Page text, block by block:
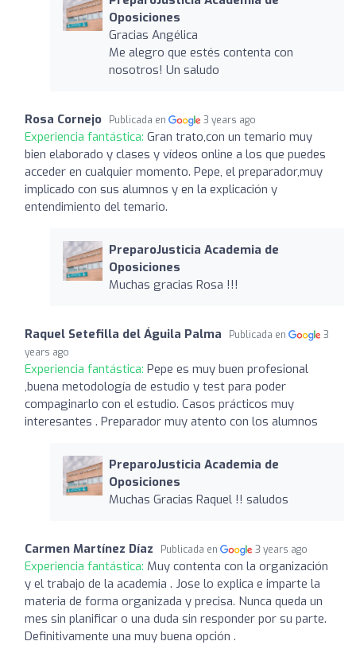
Oposiciones
Gracias Angélica
Me alegro que estés contenta con
nosotros! Un saludo
Rosa Cornejo Publicada en 3 years ago
Experiencia fantástica: Gran trato,con un temario muy
bien elaborado y clases y vídeos online a los que puedes
acceder en cualquier momento. Pepe, el preparador,muy
implicado con sus alumnos y en la explicación y
entendimiento del temario.
PreparoJusticia Academia de
Oposiciones
Muchas gracias Rosa !!!
Raquel Setefilla del Águila Palma Publicada en
3
years ago
Experiencia fantástica: Pepe es muy buen profesional
,buena metodología de estudio y test para poder
compaginarlo con el estudio. Casos prácticos muy
interesantes . Preparador muy atento con los alumnos
PreparoJusticia Academia de
Oposiciones
Muchas Gracias Raquel !! saludos
Carmen Martínez Díaz Publicada en 3 years ago
Experiencia fantástica: Muy contenta con la organización
y el trabajo de la academia . Jose lo explica e imparte la
materia de forma organizada y precisa. Nunca queda un
mes sin planificar o una duda sin responder por su parte.
Definitivamente una muy buena opción .